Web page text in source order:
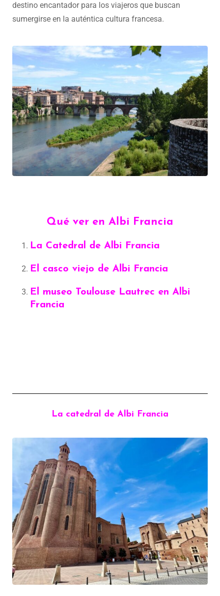
destino encantador para los viajeros que buscan
sumergirse en la auténtica cultura francesa.
Qué ver en Albi Francia
La Catedral de Albi Francia
El casco viejo de Albi Francia
El museo Toulouse Lautrec en Albi
Francia
La catedral de Albi Francia